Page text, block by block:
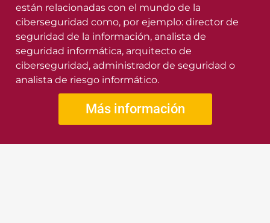
están relacionadas con el mundo de la
ciberseguridad como, por ejemplo: director de
seguridad de la información, analista de
seguridad informática, arquitecto de
ciberseguridad, administrador de seguridad o
analista de riesgo informático.
Más información